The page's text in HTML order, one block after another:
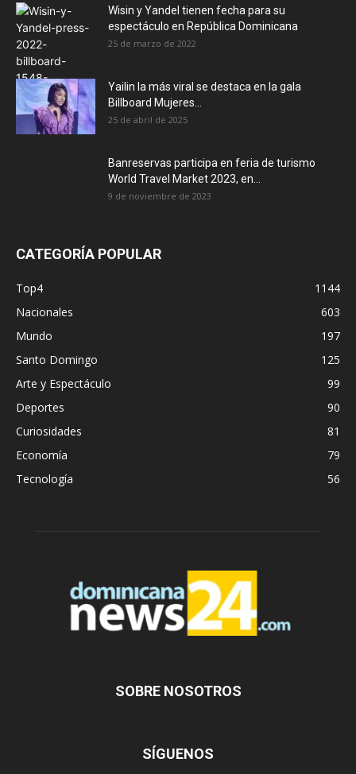
Wisin y Yandel tienen fecha para su
espectáculo en República Dominicana
25 de marzo de 2022
Yailin la más viral se destaca en la gala
Billboard Mujeres...
25 de abril de 2025
Banreservas participa en feria de turismo
World Travel Market 2023, en...
9 de noviembre de 2023
CATEGORÍA POPULAR
Top4
1144
Nacionales
603
Mundo
197
Santo Domingo
125
Arte y Espectáculo
99
Deportes
90
Curiosidades
81
Economía
79
Tecnología
56
SOBRE NOSOTROS
SÍGUENOS